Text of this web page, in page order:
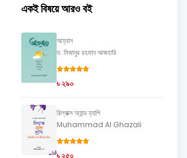
একই বিষয়ে আরও বই
আহ্বান
ড. মিজানুর রহমান আজহারি
৳ ২৯০
রিল্যাক্স অ্যান্ড হ্যাপি
Muhammad Al Ghazali
৳ ২৫০